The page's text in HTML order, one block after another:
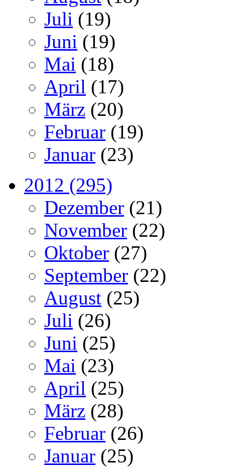
Juli (19)
Juni (19)
Mai (18)
April (17)
März (20)
Februar (19)
Januar (23)
2012 (295)
Dezember (21)
November (22)
Oktober (27)
September (22)
August (25)
Juli (26)
Juni (25)
Mai (23)
April (25)
März (28)
Februar (26)
Januar (25)